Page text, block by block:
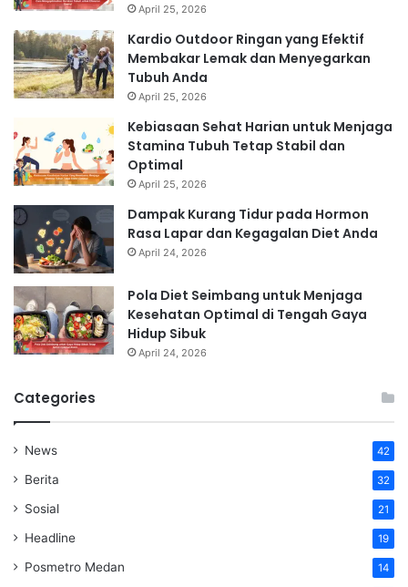
April 25, 2026
Kardio Outdoor Ringan yang Efektif
Membakar Lemak dan Menyegarkan
Tubuh Anda
April 25, 2026
Kebiasaan Sehat Harian untuk Menjaga
Stamina Tubuh Tetap Stabil dan
Optimal
April 25, 2026
Dampak Kurang Tidur pada Hormon
Rasa Lapar dan Kegagalan Diet Anda
April 24, 2026
Pola Diet Seimbang untuk Menjaga
Kesehatan Optimal di Tengah Gaya
Hidup Sibuk
April 24, 2026
Categories
News 42
Berita 32
Sosial 21
Headline 19
Posmetro Medan 14